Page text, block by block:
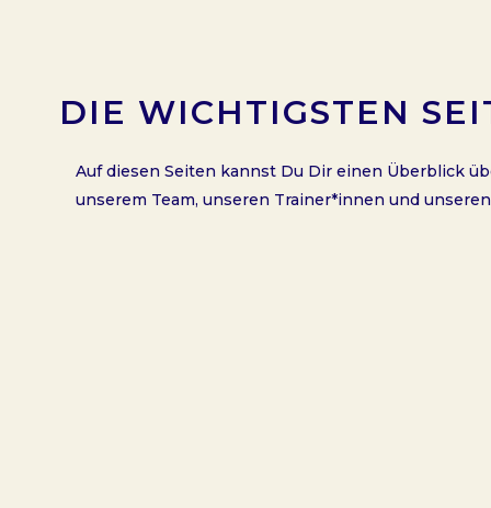
DIE WICHTIGSTEN
Auf diesen Seiten kannst Du Dir einen Überblick
unserem Team, unseren Trainer*innen und